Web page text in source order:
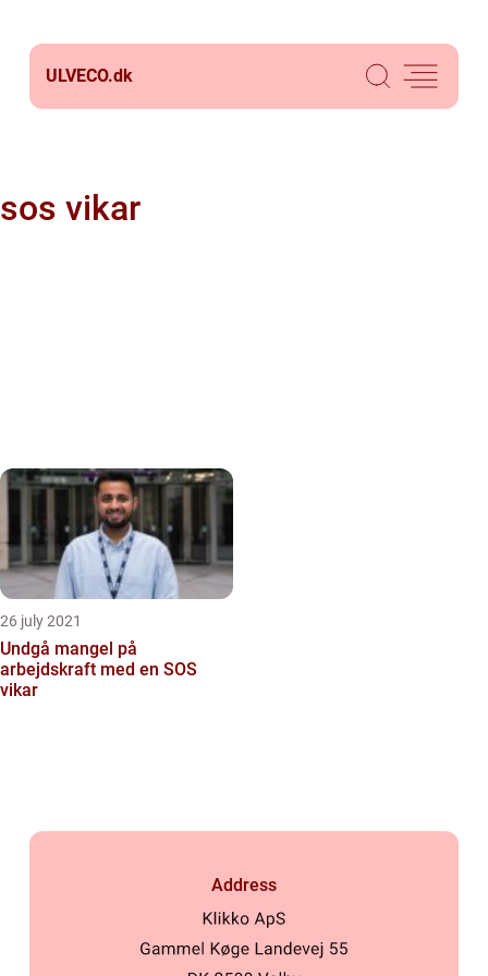
ULVECO.dk
sos vikar
26 july 2021
Undgå mangel på
arbejdskraft med en SOS
vikar
Address